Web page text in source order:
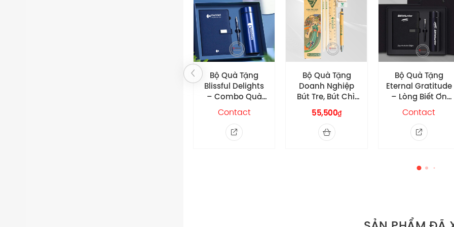
Bộ Quà Tặng
Doanh Nghiệp
Bút Tre, Bút Chì,
Gôm & Thước
Cho Học Sinh –
Phù Hợp Ngành
Giáo Dục
55,500₫
Bộ Quà Tặng
Eternal Gratitude
– Lòng Biết Ơn
Vô Hạn
Contact
Bộ Quà Tặng Bút
& Sổ Regal
Stationery In
logo Công Ty
Kinh Đô
Contact